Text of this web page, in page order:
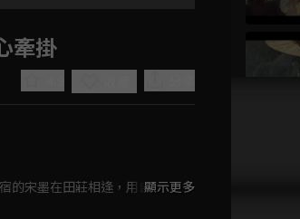
牽掛
的宋墨在田莊相逢，用自己的智
顯示更多
為您